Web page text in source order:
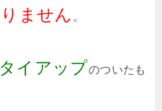
ません 。
タイアップのついたも